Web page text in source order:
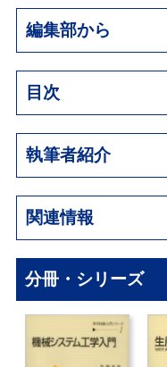
編集部から
目次
執筆者紹介
関連情報
分冊・シリーズ